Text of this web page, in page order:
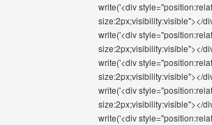
write('<div
size:2px;visibility:visible"></
write('<div
size:2px;visibility:visible"></
write('<div
size:2px;visibility:visible"></
write('<div
size:2px;visibility:visible"></
write('<div